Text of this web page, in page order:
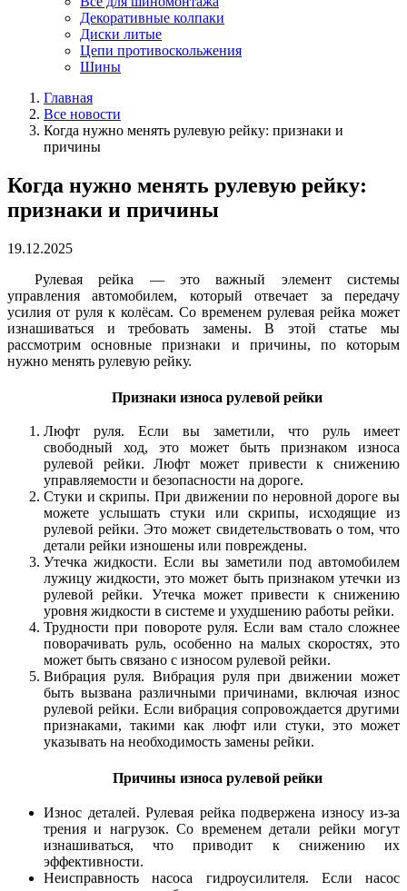
Декоративные колпаки
Диски литые
Цепи противоскольжения
Шины
Главная
Все новости
Когда нужно менять рулевую рейку: признаки и
причины
Когда нужно менять рулевую рейку:
признаки и причины
19.12.2025
Рулевая рейка — это важный элемент системы
управления автомобилем, который отвечает за передачу
усилия от руля к колёсам. Со временем рулевая рейка может
изнашиваться и требовать замены. В этой статье мы
рассмотрим основные признаки и причины, по которым
нужно менять рулевую рейку.
Признаки износа рулевой рейки
Люфт руля. Если вы заметили, что руль имеет
свободный ход, это может быть признаком износа
рулевой рейки. Люфт может привести к снижению
управляемости и безопасности на дороге.
Стуки и скрипы. При движении по неровной дороге вы
можете услышать стуки или скрипы, исходящие из
рулевой рейки. Это может свидетельствовать о том, что
детали рейки изношены или повреждены.
Утечка жидкости. Если вы заметили под автомобилем
лужицу жидкости, это может быть признаком утечки из
рулевой рейки. Утечка может привести к снижению
уровня жидкости в системе и ухудшению работы рейки.
Трудности при повороте руля. Если вам стало сложнее
поворачивать руль, особенно на малых скоростях, это
может быть связано с износом рулевой рейки.
Вибрация руля. Вибрация руля при движении может
быть вызвана различными причинами, включая износ
рулевой рейки. Если вибрация сопровождается другими
признаками, такими как люфт или стуки, это может
указывать на необходимость замены рейки.
Причины износа рулевой рейки
Износ деталей. Рулевая рейка подвержена износу из-за
трения и нагрузок. Со временем детали рейки могут
изнашиваться, что приводит к снижению их
эффективности.
Неисправность насоса гидроусилителя. Если насос